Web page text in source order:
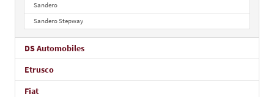
Sandero
Sandero Stepway
DS Automobiles
Etrusco
Fiat